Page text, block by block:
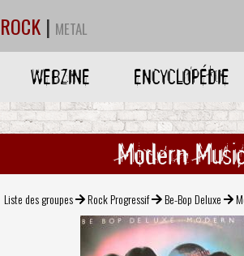
ROCK | METAL
WEBZINE ENCYCLOPÉDIE
Modern
Liste des groupes Rock Progressif Be-Bop Deluxe